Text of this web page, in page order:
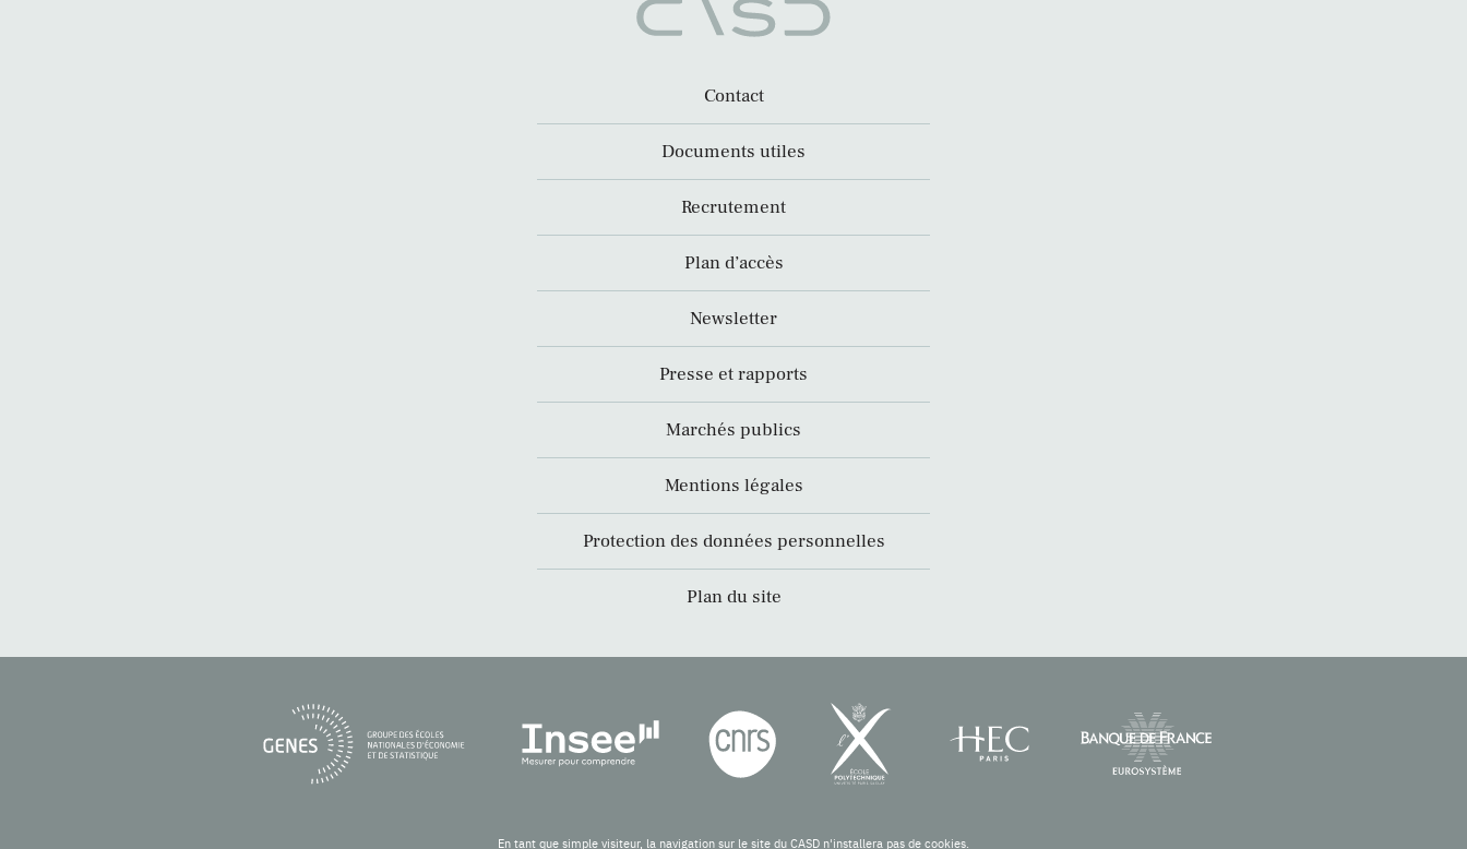
Contact
Documents utiles
Recrutement
Plan d’accès
Newsletter
Presse et rapports
Marchés publics
Mentions légales
Protection des données personnelles
Plan du site
En tant que simple visiteur, la navigation sur le site du CASD n'installera pas de cookies.